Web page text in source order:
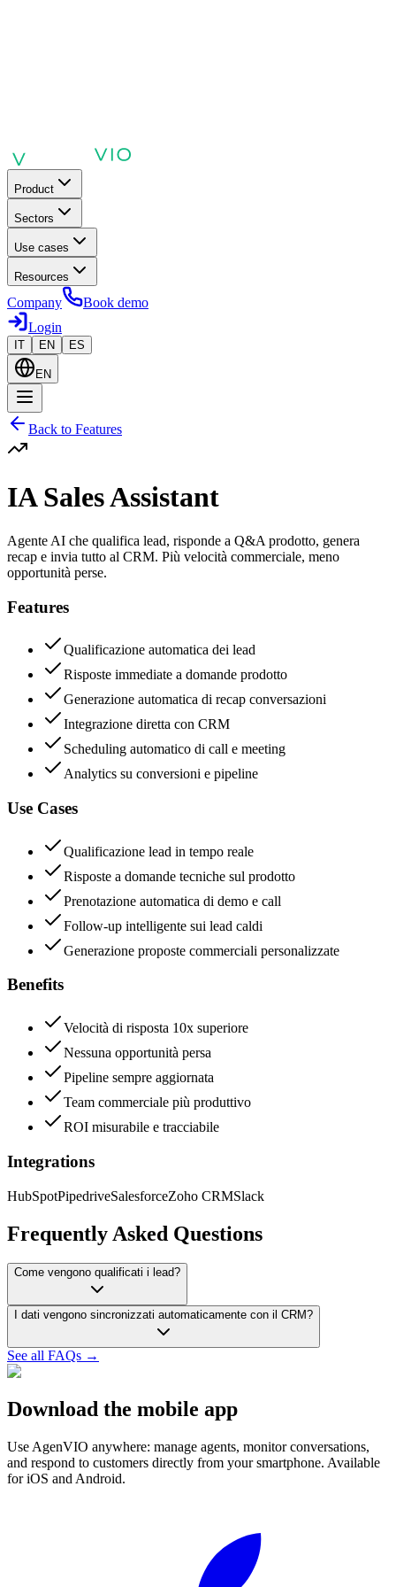
Product
Sectors
Use cases
Resources
Company
Book demo
Login
IT EN ES
EN
Back to Features
IA Sales Assistant
Agente AI che qualifica lead, risponde a Q&A prodotto, genera
recap e invia tutto al CRM. Più velocità commerciale, meno
opportunità perse.
Features
Qualificazione automatica dei lead
Risposte immediate a domande prodotto
Generazione automatica di recap conversazioni
Integrazione diretta con CRM
Scheduling automatico di call e meeting
Analytics su conversioni e pipeline
Use Cases
Qualificazione lead in tempo reale
Risposte a domande tecniche sul prodotto
Prenotazione automatica di demo e call
Follow-up intelligente sui lead caldi
Generazione proposte commerciali personalizzate
Benefits
Velocità di risposta 10x superiore
Nessuna opportunità persa
Pipeline sempre aggiornata
Team commerciale più produttivo
ROI misurabile e tracciabile
Integrations
HubSpotPipedriveSalesforceZoho CRMSlack
Frequently Asked Questions
Come vengono qualificati i lead?
I dati vengono sincronizzati automaticamente con il CRM?
See all FAQs →
Download the mobile app
Use AgenVIO anywhere: manage agents, monitor conversations,
and respond to customers directly from your smartphone. Available
for iOS and Android.